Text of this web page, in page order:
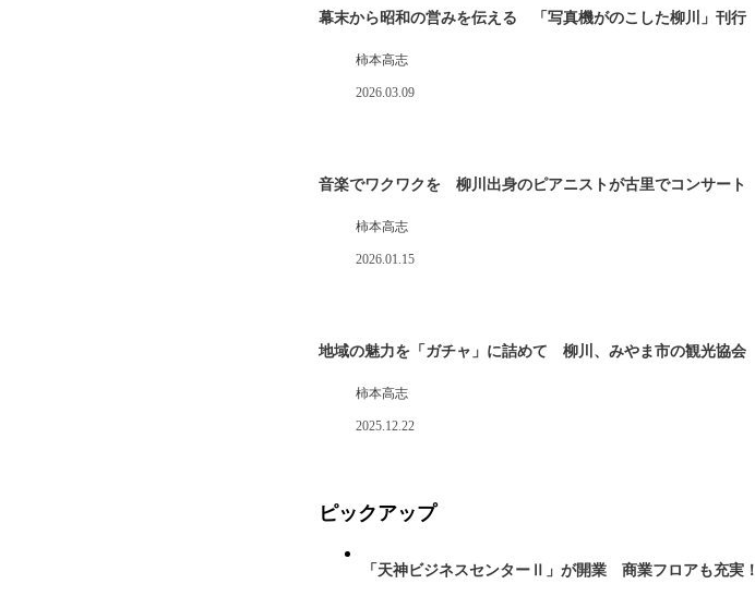
幕末から昭和の営みを伝える 「写真機がのこした柳川」刊行
柿本高志
2026.03.09
音楽でワクワクを 柳川出身のピアニストが古里でコンサート
柿本高志
2026.01.15
地域の魅力を「ガチャ」に詰めて 柳川、みやま市の観光協会
柿本高志
2025.12.22
ピックアップ
「天神ビジネスセンターⅡ」が開業 商業フロアも充実！